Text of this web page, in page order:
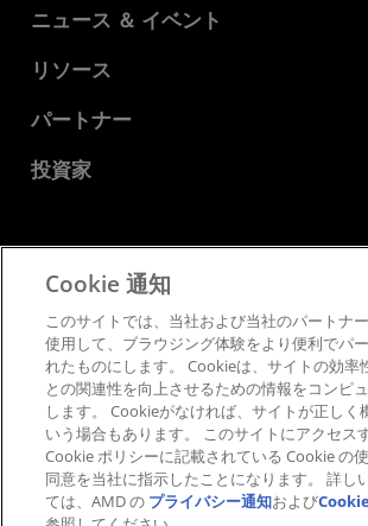
AMD について
企業責任
キャリア
お問い合わせ
ニュース ＆ イベント
ニュースルーム
メディア ライブラリ
リソース
デベロッパー セントラル
ケース スタディ
パートナー
AMD パートナー ハブ
投資家
財務情報
取締役会
SEC 提出書類
プライバシー
商標
サプライ チェーンの透明性
公正でオープンな競争
英国税務戦略
Cookie ポリシー
Cookie の設定
Cookie 通知
このサイトでは、当社および当社のパートナ
使用して、ブラウジング体験をより便利でパ
れたものにします。 Cookieは、サイトの効率
との関連性を向上させるための情報をコンピ
します。 Cookieがなければ、サイトが正しく
いう場合もあります。 このサイトにアクセス
Cookie ポリシーに記載されている Cookie の
同意を当社に指示したことになります。 詳し
ては、AMD の プライバシー通知および